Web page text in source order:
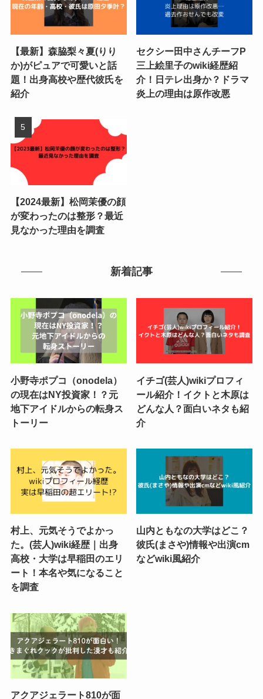
【最新】森脇梨々夏(りり
か)がピュアで可愛いと話
題！出身高校や歴代彼氏を
紹介
セクシー田中さんチーフP
三上絵里子のwiki経歴紹
介！日テレ出身か？ドラマ
炎上の理由は原作改悪
【2024最新】松岡茉優の顔
が変わったのは整形？最近
見なかった理由を調査
新着記事
小野寺ポプコ（onodela）
の現在はNY投資家！？元
地下アイドルからの転身ス
トーリー
イチゴ(芸人)wikiプロフィ
ール紹介！イクトと木原は
どんな人？面白いネタも紹
介
村上、元気そうでよかっ
た。(芸人)wiki経歴｜出身
高校・大学は早稲田のエリ
ート！本名や気になること
を調査
山内ともなの大学はどこ？
彼氏(まさや)情報や出演cm
などwiki風紹介
アクアジェラート810が面